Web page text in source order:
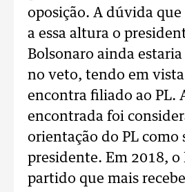
oposição. A dúvida que
a essa altura o
Bolsonaro ainda
no veto, tendo em vista
encontra filiado ao PL.
encontrada foi
orientação do PL como
presidente. Em 2018, o
partido que mais